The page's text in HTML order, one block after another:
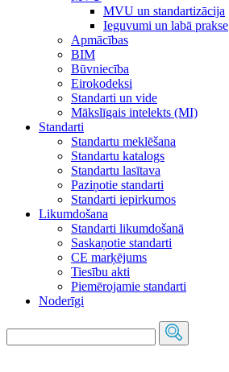
MVU un standartizācija
Ieguvumi un labā prakse
Apmācības
BIM
Būvniecība
Eirokodeksi
Standarti un vide
Mākslīgais intelekts (MI)
Standarti
Standartu meklēšana
Standartu katalogs
Standartu lasītava
Paziņotie standarti
Standarti iepirkumos
Likumdošana
Standarti likumdošanā
Saskaņotie standarti
CE marķējums
Tiesību akti
Piemērojamie standarti
Noderīgi